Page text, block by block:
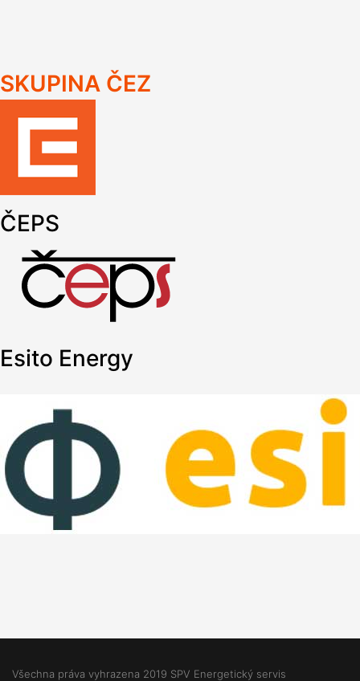
SKUPINA ČEZ
ČEPS
Esito Energy
Všechna práva vyhrazena 2019 SPV Energetický servis